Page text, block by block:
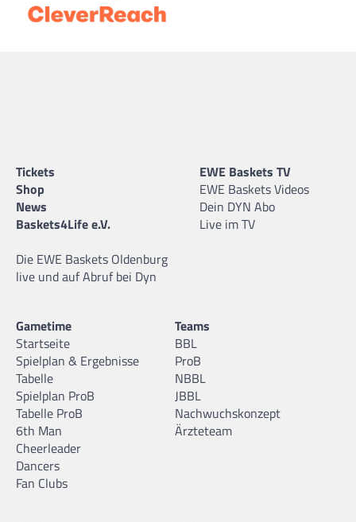
Tickets
Shop
News
Baskets4Life e.V.
Die EWE Baskets Oldenburg
live und auf Abruf bei Dyn
EWE Baskets TV
EWE Baskets Videos
Dein DYN Abo
Live im TV
Gametime
Startseite
Spielplan & Ergebnisse
Tabelle
Spielplan ProB
Tabelle ProB
6th Man
Cheerleader
Dancers
Fan Clubs
Teams
BBL
ProB
NBBL
JBBL
Nachwuchskonzept
Ärzteteam